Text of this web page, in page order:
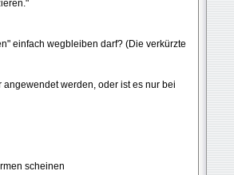
einfach wegbleiben darf? (Die verkürzte
werden, oder ist es nur bei
scheinen